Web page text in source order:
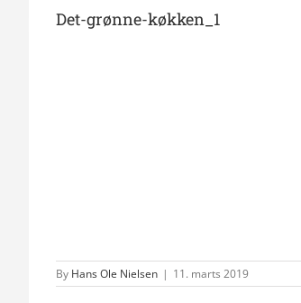
Det-grønne-køkken_1
By Hans Ole Nielsen | 11. marts 2019